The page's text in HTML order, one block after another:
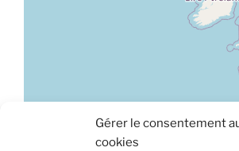
Gérer le consentement
cookies